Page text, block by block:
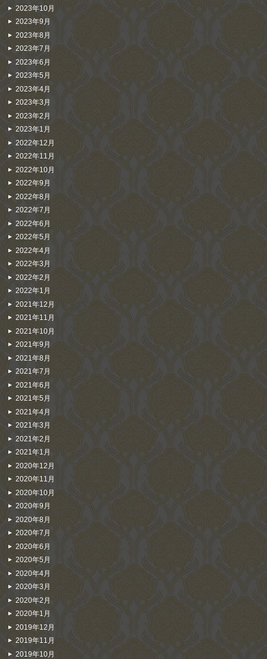
2023年10月
2023年9月
2023年8月
2023年7月
2023年6月
2023年5月
2023年4月
2023年3月
2023年2月
2023年1月
2022年12月
2022年11月
2022年10月
2022年9月
2022年8月
2022年7月
2022年6月
2022年5月
2022年4月
2022年3月
2022年2月
2022年1月
2021年12月
2021年11月
2021年10月
2021年9月
2021年8月
2021年7月
2021年6月
2021年5月
2021年4月
2021年3月
2021年2月
2021年1月
2020年12月
2020年11月
2020年10月
2020年9月
2020年8月
2020年7月
2020年6月
2020年5月
2020年4月
2020年3月
2020年2月
2020年1月
2019年12月
2019年11月
2019年10月